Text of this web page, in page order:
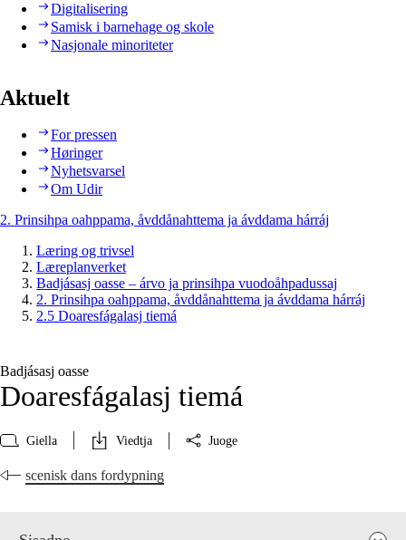
Digitalisering
Samisk i barnehage og skole
Nasjonale minoriteter
Aktuelt
For pressen
Høringer
Nyhetsvarsel
Om Udir
2. Prinsihpa oahppama, åvddånahttema ja ávddama hárráj
Læring og trivsel
Læreplanverket
Badjásasj oasse – árvo ja prinsihpa vuodoåhpadussaj
2. Prinsihpa oahppama, åvddånahttema ja ávddama hárráj
2.5 Doaresfágalasj tiemá
Badjásasj oasse
Doaresfágalasj tiemá
Giella Viedtja Juoge
scenisk dans fordypning